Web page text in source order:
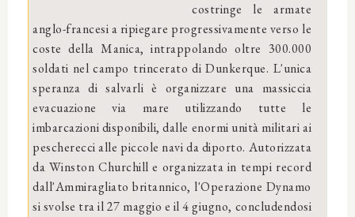
costringe le armate
anglo-francesi a ripiegare progressivamente verso le
coste della Manica, intrappolando oltre 300.000
soldati nel campo trincerato di Dunkerque. L'unica
speranza di salvarli è organizzare una massiccia
evacuazione via mare utilizzando tutte le
imbarcazioni disponibili, dalle enormi unità militari ai
pescherecci alle piccole navi da diporto. Autorizzata
da Winston Churchill e organizzata in tempi record
dall'Ammiragliato britannico, l'Operazione Dynamo
si svolse tra il 27 maggio e il 4 giugno, concludendosi